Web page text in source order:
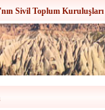
Sivil Toplum Kuruluşları